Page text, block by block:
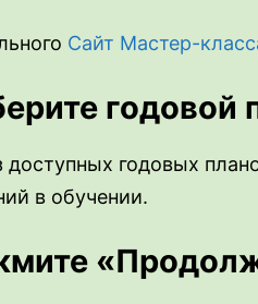
Сайт Мастер-
годовой
доступных годовых
в обучении.